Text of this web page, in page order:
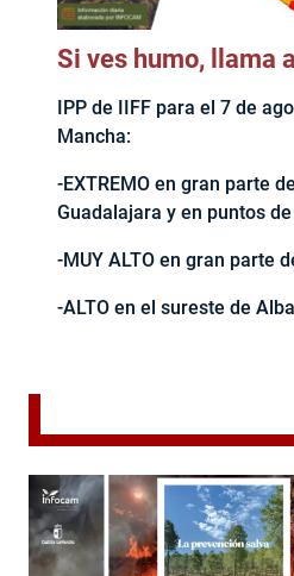
Si ves humo, llama
IPP de IIFF para el 7 de
Mancha:
-EXTREMO en gran parte
Guadalajara y en puntos
-MUY ALTO en gran parte
-ALTO en el sureste de